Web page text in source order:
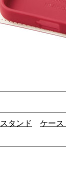
タンド ケース